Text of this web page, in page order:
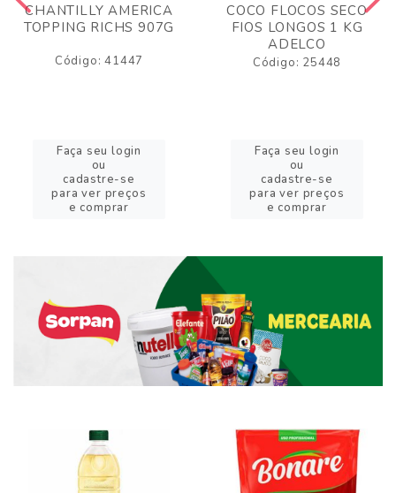
CHANTILLY AMERICA
TOPPING RICHS 907G
Código: 41447
Faça seu login
ou
cadastre-se
para ver preços
e comprar
COCO FLOCOS SECO
FIOS LONGOS 1 KG
ADELCO
Código: 25448
Faça seu login
ou
cadastre-se
para ver preços
e comprar